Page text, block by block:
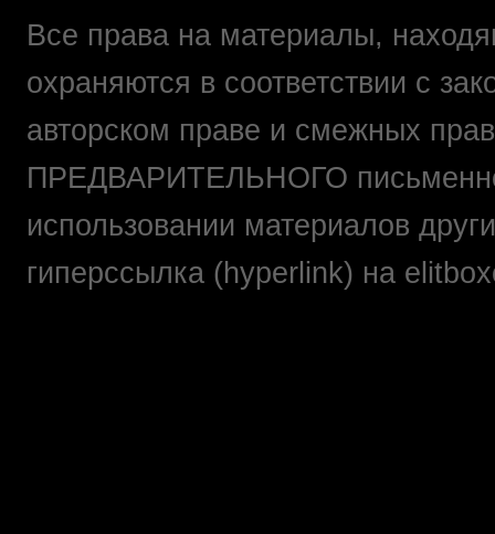
Все права на материалы,
охраняются в соответствии с
авторском праве и смежных
ПРЕДВАРИТЕЛЬНОГО
использовании материалов
гиперссылка (hyperlink) на